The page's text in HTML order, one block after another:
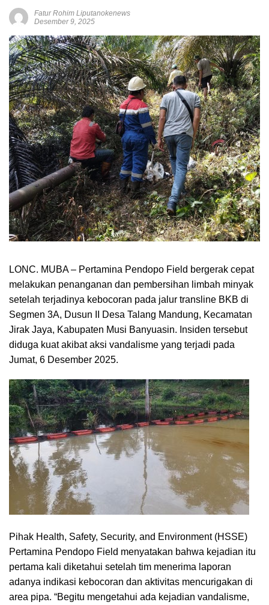
Fatur Rohim Liputanokenews
Desember 9, 2025
LONC. MUBA – Pertamina Pendopo Field bergerak cepat
melakukan penanganan dan pembersihan limbah minyak
setelah terjadinya kebocoran pada jalur transline BKB di
Segmen 3A, Dusun II Desa Talang Mandung, Kecamatan
Jirak Jaya, Kabupaten Musi Banyuasin. Insiden tersebut
diduga kuat akibat aksi vandalisme yang terjadi pada
Jumat, 6 Desember 2025.
Pihak Health, Safety, Security, and Environment (HSSE)
Pertamina Pendopo Field menyatakan bahwa kejadian itu
pertama kali diketahui setelah tim menerima laporan
adanya indikasi kebocoran dan aktivitas mencurigakan di
area pipa. “Begitu mengetahui ada kejadian vandalisme,